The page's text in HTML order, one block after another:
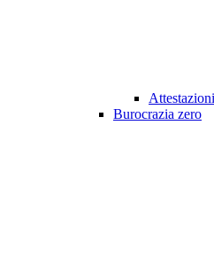
Burocrazia zero